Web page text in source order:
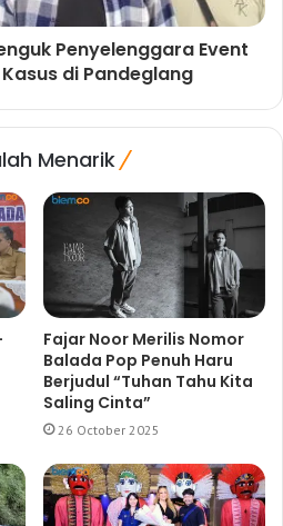
Penyelenggara Event
di Pandeglang
Menarik
Fajar Noor Merilis Nomor
Balada Pop Penuh Haru
Berjudul “Tuhan Tahu Kita
Saling Cinta”
26 October 2025